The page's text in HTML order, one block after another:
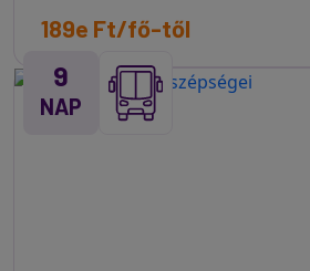
189e Ft/fő-től
9
NAP